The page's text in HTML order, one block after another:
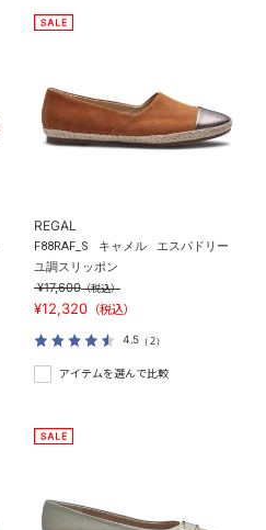
REGAL
F88RAF_S キャメル
エスパドリー
ユ調スリッポン
¥17,600（税込）
¥12,320 （税込）
4.5 （2）
アイテムを選んで比較